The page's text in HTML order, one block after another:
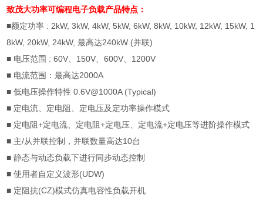
致茂大功率可编程电子负载产品特点：
■额定功率 : 2kW, 3kW, 4kW, 5kW, 6kW, 8kW, 10kW, 12kW, 15kW, 1
8kW, 20kW, 24kW,最高达240kW (并联)
■ 电压范围 : 60V 150V 、600V
1200V
■ 电流范围：最高达2000A
■低电压操作特性 0.6V@1000A (Typical)
■ 定电流、定电阻、定电压及定功率操作模式
■ 定电阻+定电流、定电阻+定电压、定电流+定电压等进阶操作模式
■ 主/从并联控制，并联数量高达10台
■静态与动态负载下进行同步动态控制
■使用者自定义波形(UDW)
■ 定阻抗(CZ)模式仿真电容性负载开机